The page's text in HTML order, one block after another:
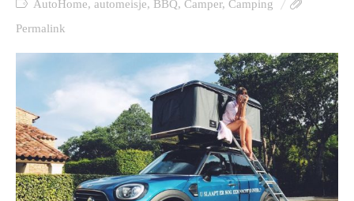
AutoHome, automeisje, BBQ, Camper, Camping
Permalink